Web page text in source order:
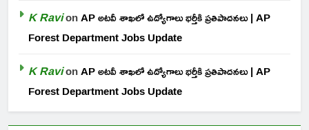
K RavionAP అటవీ శాఖలో ఉద్యోగాలు భర్తీకి ప్రతిపాదనలు | AP
Forest Department Jobs Update
K RavionAP అటవీ శాఖలో ఉద్యోగాలు భర్తీకి ప్రతిపాదనలు | AP
Forest Department Jobs Update